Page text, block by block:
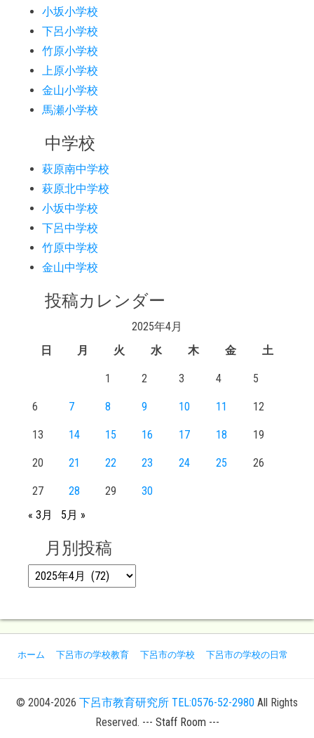
小坂小学校
下呂小学校
竹原小学校
上原小学校
金山小学校
馬瀬小学校
中学校
萩原南中学校
萩原北中学校
小坂中学校
下呂中学校
竹原中学校
金山中学校
投稿カレンダー
2025年4月
日
月 火 水 木 金 土
1 2 3 4 5
6 7 8 9 10 11 12
13 14 15 16 17 18 19
20 21 22 23 24 25 26
27 28 29
30
« 3月
5月 »
月別投稿
月別投稿
ホーム 下呂市の学校教育 下呂市の学校 下呂市の学校の日常
© 2004-2026 下呂市教育研究所 TEL:0576-52-2980 All Rights
Reserved. --- Staff Room ---